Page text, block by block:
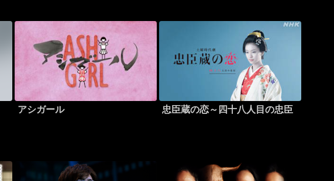
アシガール 忠臣蔵の恋～四十八人目の忠臣